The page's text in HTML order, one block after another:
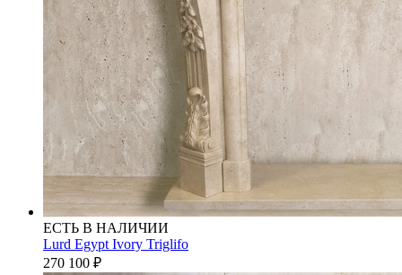
ЕСТЬ В НАЛИЧИИ
Lurd Egypt Ivory Triglifo
270 100 ₽